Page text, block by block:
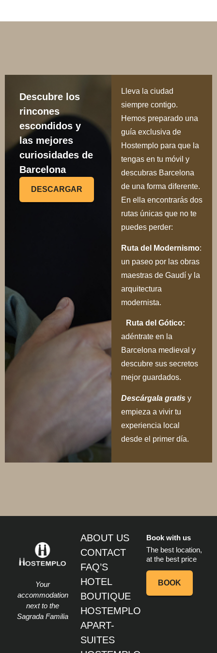
Descubre los
rincones
escondidos y
las mejores
curiosidades de
Barcelona
DESCARGAR
Lleva la ciudad
siempre contigo.
Hemos preparado una
guía exclusiva de
Hostemplo para que la
tengas en tu móvil y
descubras Barcelona
de una forma diferente.
En ella encontrarás dos
rutas únicas que no te
puedes perder:
Ruta del Modernismo:
un paseo por las obras
maestras de Gaudí y la
arquitectura
modernista.
Ruta del Gótico:
adéntrate en la
Barcelona medieval y
descubre sus secretos
mejor guardados.
Descárgala gratis y
empieza a vivir tu
experiencia local
desde el primer día.
Your
accommodation
next to the
Sagrada Familia
ABOUT US
CONTACT
FAQ’S
HOTEL
BOUTIQUE
HOSTEMPLO
APART-
SUITES
Book with us
The best location,
at the best price
BOOK